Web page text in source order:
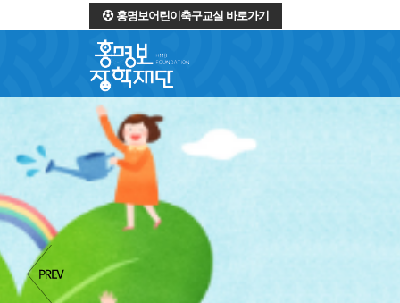
홍명보어린이축구교실 바로가기
역경을 딛고 일어서는
소중한 꿈
희망